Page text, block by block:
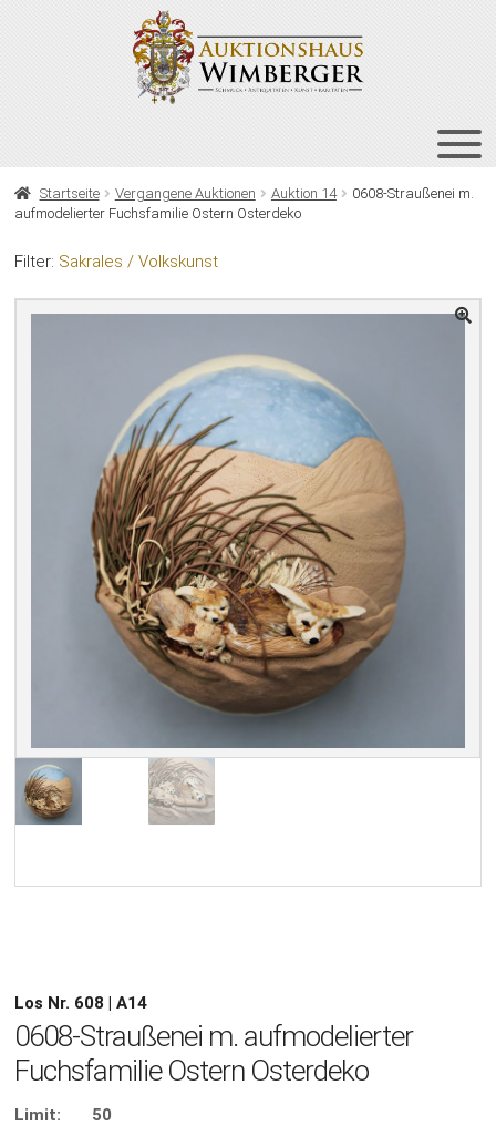
HOME
NEWSLETTER
Startseite Vergangene Auktionen Auktion 14
0608-Straußenei m.
aufmodelierter Fuchsfamilie Ostern Osterdeko
Filter: Sakrales / Volkskunst
Los Nr. 608 | A14
0608-Straußenei m. aufmodelierter
Fuchsfamilie Ostern Osterdeko
Limit:
50